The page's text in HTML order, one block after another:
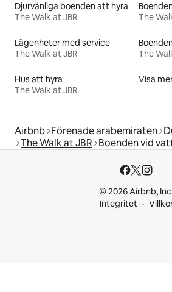
Djurvänliga boenden att hyra
The Walk at JBR
The
Lägenheter med service
The Walk at JBR
The
Hus att hyra
The Walk at JBR
Visa
Airbnb Förenade arabemiraten
The Walk at JBR Boenden vid
© 2026 Airbnb,
Integritet